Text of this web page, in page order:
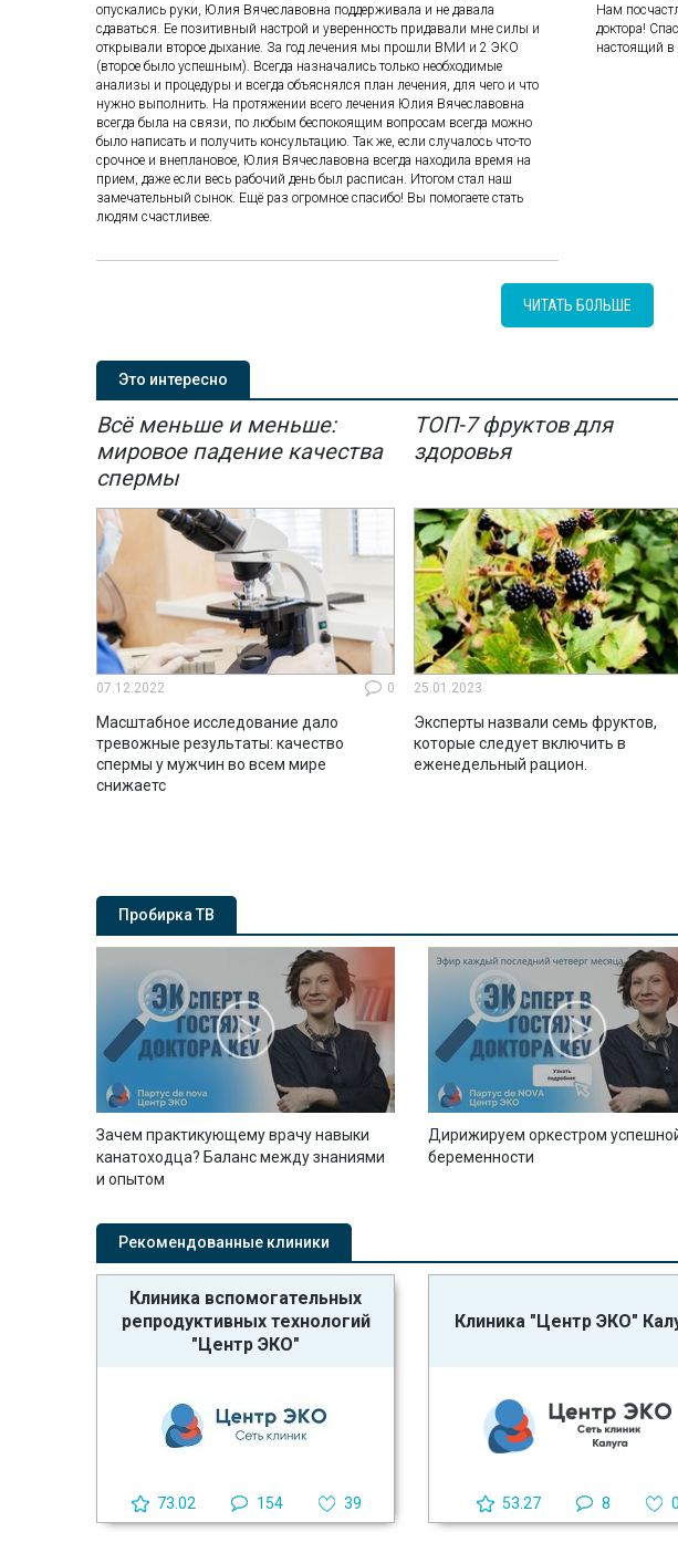
опускались руки, Юлия Вячеславовна поддерживала и не давала
сдаваться. Ее позитивный настрой и уверенность придавали мне силы и
открывали второе дыхание. За год лечения мы прошли ВМИ и 2 ЭКО
(второе было успешным). Всегда назначались только необходимые
анализы и процедуры и всегда объяснялся план лечения, для чего и что
нужно выполнить. На протяжении всего лечения Юлия Вячеславовна
всегда была на связи, по любым беспокоящим вопросам всегда можно
было написать и получить консультацию. Так же, если случалось что-то
срочное и внеплановое, Юлия Вячеславовна всегда находила время на
прием, даже если весь рабочий день был расписан. Итогом стал наш
замечательный сынок. Ещё раз огромное спасибо! Вы помогаете стать
людям счастливее.
Нам
доктора!
настоящий в
ЧИТАТЬ БОЛЬШЕ
Это интересно
Всё меньше и меньше:
мировое падение качества
спермы
07.12.2022 0
Масштабное исследование дало
тревожные результаты: качество
спермы у мужчин во всем мире
снижаетс
ТОП-7 фруктов для
здоровья
25.01.2023
Эксперты назвали семь фруктов,
которые следует включить в
еженедельный рацион.
Пробирка ТВ
Зачем практикующему врачу навыки
канатоходца? Баланс между знаниями
и опытом
Дирижируем оркестром
беременности
Рекомендованные клиники
Клиника вспомогательных
репродуктивных технологий
"Центр ЭКО"
73.02 154 39
Клиника "Центр ЭКО"
53.27 8 0